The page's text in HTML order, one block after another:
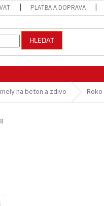
PLATBA A DOPRAVA
HLEDAT
na beton a zdivo